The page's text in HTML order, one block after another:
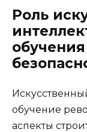
Роль
обучение
аспекты